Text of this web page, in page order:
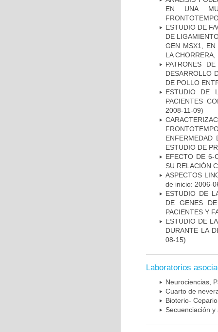
EN UNA
ESTUDIO DE
DE
GEN MSX1, EN
LA
PATRONES
DESARROLLO
DE POLLO
ESTUDIO DE
PACIENTES
2008-11-09)
ENFERMEDAD
ESTUDIO DE
EFECTO DE 6-
SU RELACIÓN
ASPECTOS
de inicio: 2006-
ESTUDIO DE
DE GENES
PACIENTES Y
ESTUDIO DE
DURANTE LA
08-15)
Laboratorios
Neurociencias,
Cuarto de
Bioterio-
Secuenciación